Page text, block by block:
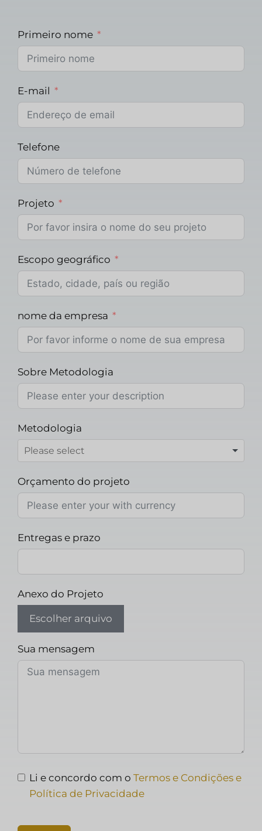
Primeiro nome
E-mail
Telefone
Projeto
Escopo geográfico
nome da empresa
Sobre Metodologia
Metodologia
Orçamento do projeto
Entregas e prazo
Anexo do Projeto
Escolher arquivo
Sua mensagem
Li e concordo com o Termos e Condições e
Política de Privacidade